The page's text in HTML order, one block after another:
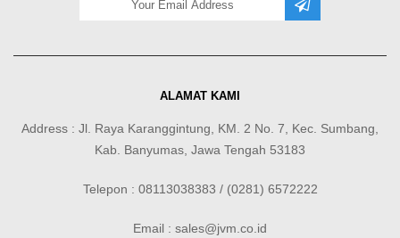
ALAMAT KAMI
Address : Jl. Raya Karanggintung, KM. 2 No. 7, Kec. Sumbang,
Kab. Banyumas, Jawa Tengah 53183
Telepon : 08113038383 / (0281) 6572222
Email : sales@jvm.co.id